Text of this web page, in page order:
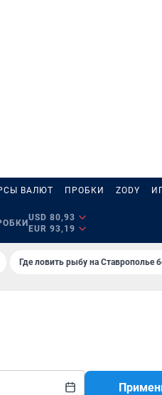
ВАЛЮТ ПРОБКИ ZODY
USD 80,93
EUR 93,19
Где ловить рыбу на Ставрополье